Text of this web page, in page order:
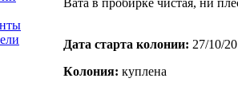
Вата в пробирке чистая, ни
Дата старта кoлонии: 27/10/
Кoлония: куплена